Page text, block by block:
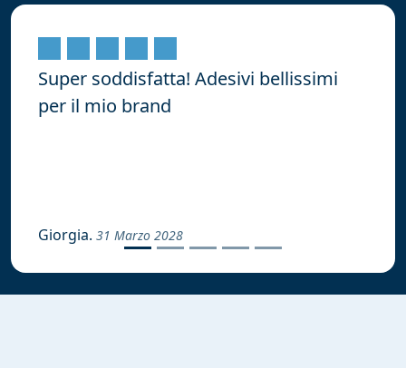
Super soddisfatta! Adesivi bellissimi
per il mio brand
Giorgia. 31 Marzo 2028